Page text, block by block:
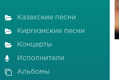
Казахские песни
Киргизиские песни
Концерты
Исполнители
Альбомы